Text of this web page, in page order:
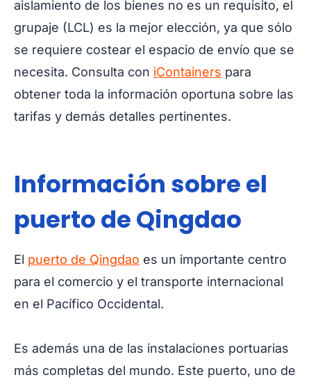
aislamiento de los bienes no es un requisito, el
grupaje (LCL) es la mejor elección, ya que sólo
se requiere costear el espacio de envío que se
necesita. Consulta con iContainers para
obtener toda la información oportuna sobre las
tarifas y demás detalles pertinentes.
Información sobre el
puerto de Qingdao
El puerto de Qingdao es un importante centro
para el comercio y el transporte internacional
en el Pacífico Occidental.
Es además una de las instalaciones portuarias
más completas del mundo. Este puerto, uno de